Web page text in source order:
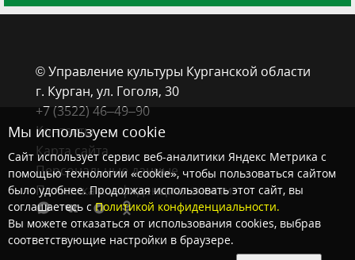
© Управление культуры Курганской области
г. Курган, ​ул. Гоголя, 30
+7 (3522) 46‒49‒90
Контакты
Карта сайта
Персональные данные
Политика конфиденциальности
Мы используем cookie
Сайт использует сервис веб-аналитики Яндекс Метрика с
помощью технологии «cookie», чтобы пользоваться сайтом
было удобнее. Продолжая использовать этот сайт, вы
соглашаетесь сПолитикой конфиденциальности.
Вы можете отказаться от использования cookies, выбрав
соответствующие настройки в браузере.